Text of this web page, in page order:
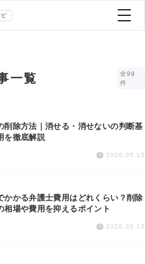
ビ
方へ
一覧
全99
件
削除方法｜消せる・消せないの判断基
を徹底解説
2026.05.13
かかる弁護士費用はどれくらい？削除
相場や費用を抑えるポイント
2026.05.12